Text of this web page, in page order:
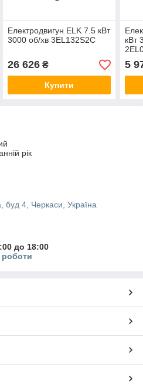
Електродвигун ELK 7.5 кВт
3000 об/хв 3EL132S2C
26 626₴
Купити
кВт
5
рік
буд 4, Черкаси, Україна
до 18:00
роботи